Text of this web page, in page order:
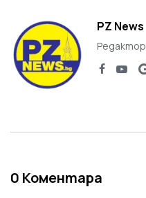
PZ News
Редактор
0 Коментара